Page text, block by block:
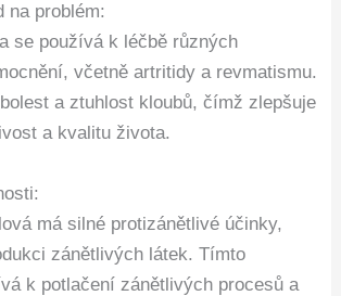
na problém:
se používá k léčbě různých
včetně artritidy a revmatismu.
a ztuhlost kloubů, čímž zlepšuje
a kvalitu života.
má silné protizánětlivé účinky,
zánětlivých látek. Tímto
k potlačení zánětlivých procesů a